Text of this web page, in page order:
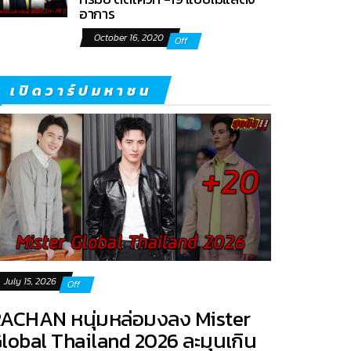
อาการ
October 16, 2020 Off
เปิดวาร์ปมหาชน
July 15, 2026 Off
หนุ่มหล่อมงลง Mister
Thailand 2026 ละมุนเกิน